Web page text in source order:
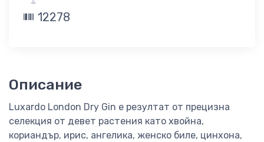
12278
Описание
Luxardo London Dry Gin е резултат от прецизна
селекция от девет растения като хвойна,
кориандър, ирис, ангелика, женско биле, цинхона,